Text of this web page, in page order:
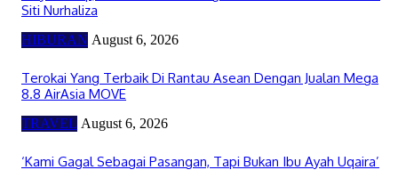
Siti Nurhaliza
HIBURAN August 6, 2026
Terokai Yang Terbaik Di Rantau Asean Dengan Jualan Mega
8.8 AirAsia MOVE
TRAVEL August 6, 2026
‘Kami Gagal Sebagai Pasangan, Tapi Bukan Ibu Ayah Uqaira’